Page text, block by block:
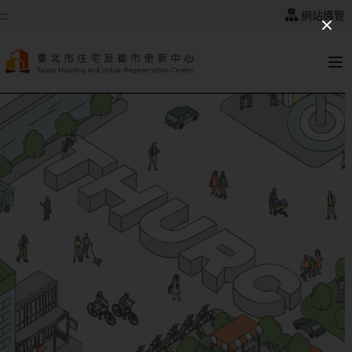
跳到主要內容
::: 網站導覽
:::